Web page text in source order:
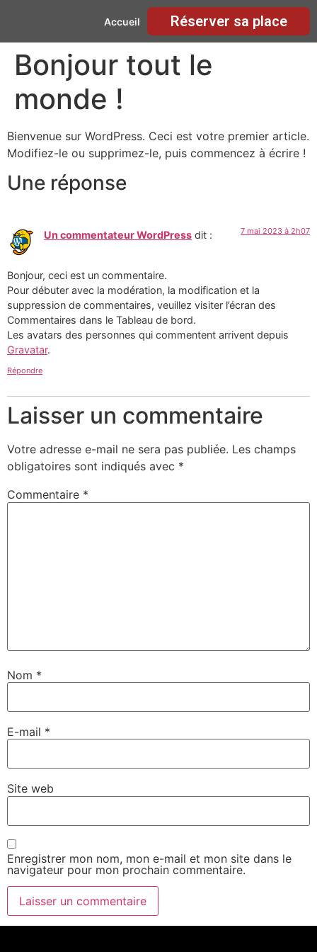
Accueil Réserver sa place
Bonjour tout le
monde !
Bienvenue sur WordPress. Ceci est votre premier article.
Modifiez-le ou supprimez-le, puis commencez à écrire !
Une réponse
Un commentateur WordPress dit : 7 mai 2023 à 2h07
Bonjour, ceci est un commentaire.
Pour débuter avec la modération, la modification et la
suppression de commentaires, veuillez visiter l’écran des
Commentaires dans le Tableau de bord.
Les avatars des personnes qui commentent arrivent depuis
Gravatar.
Répondre
Laisser un commentaire
Votre adresse e-mail ne sera pas publiée. Les champs
obligatoires sont indiqués avec *
Commentaire *
Nom *
E-mail *
Site web
Enregistrer mon nom, mon e-mail et mon site dans le
navigateur pour mon prochain commentaire.